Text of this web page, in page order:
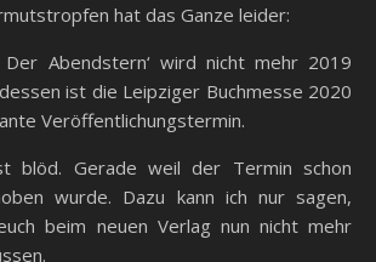
hat das Ganze leider:
Der Abendstern‘ wird nicht mehr 2019
ist die Leipziger Buchmesse 2020
Veröffentlichungstermin.
blöd. Gerade weil der Termin schon
wurde. Dazu kann ich nur sagen,
beim neuen Verlag nun nicht mehr